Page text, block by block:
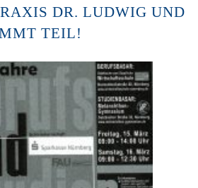
DR. LUDWIG UND
TEIL!